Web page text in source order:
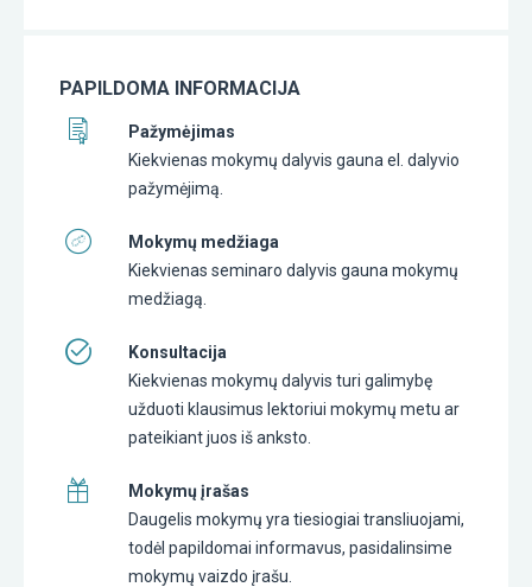
PAPILDOMA INFORMACIJA
Pažymėjimas
Kiekvienas mokymų dalyvis gauna el. dalyvio
pažymėjimą.
Mokymų medžiaga
Kiekvienas seminaro dalyvis gauna mokymų
medžiagą.
Konsultacija
Kiekvienas mokymų dalyvis turi galimybę
užduoti klausimus lektoriui mokymų metu ar
pateikiant juos iš anksto.
Mokymų įrašas
Daugelis mokymų yra tiesiogiai transliuojami,
todėl papildomai informavus, pasidalinsime
mokymų vaizdo įrašu.